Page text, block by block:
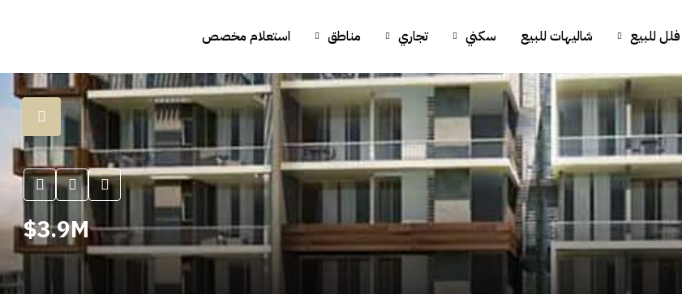
فلل للبيع شاليهات للبيع سكني تجاري مناطق استعلام مخصص
3.9M$